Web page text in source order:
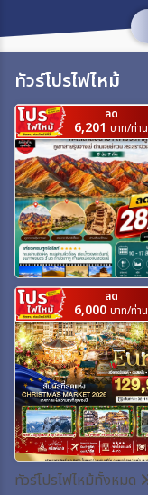
สายการบิน
ตั้งแต่วันที่
ถึงวันที่
เฉพาะเดือน
เฉพาะเทศกาล
ทัวร์โปรไฟไหม้
ลด
6,201 บาท/ท่าน
ลด
6,000 บาท/ท่าน
ทัวร์โปรไฟไหม้ทั้งหมด